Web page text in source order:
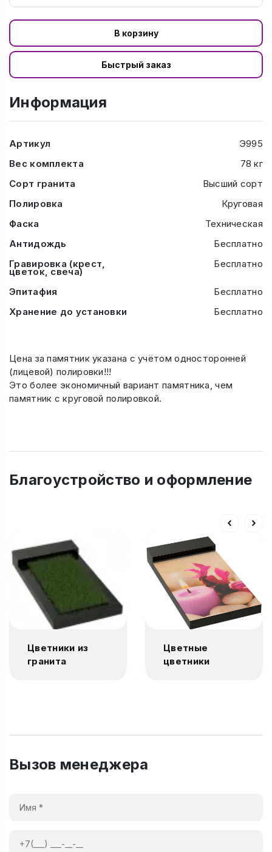
В корзину
Быстрый заказ
Информация
Артикул
Э995
Вес комплекта
78 кг
Сорт гранита
Высший сорт
Полировка
Круговая
Фаска
Техническая
Антидождь
Бесплатно
Гравировка (крест,
цветок, свеча)
Бесплатно
Эпитафия
Бесплатно
Хранение до установки
Бесплатно
Цена за памятник указана с учётом односторонней
(лицевой) полировки!!!
Это более экономичный вариант памятника, чем
памятник с круговой полировкой.
Благоустройство и оформление
Цветники из
гранита
Цветные
цветники
Вызов менеджера